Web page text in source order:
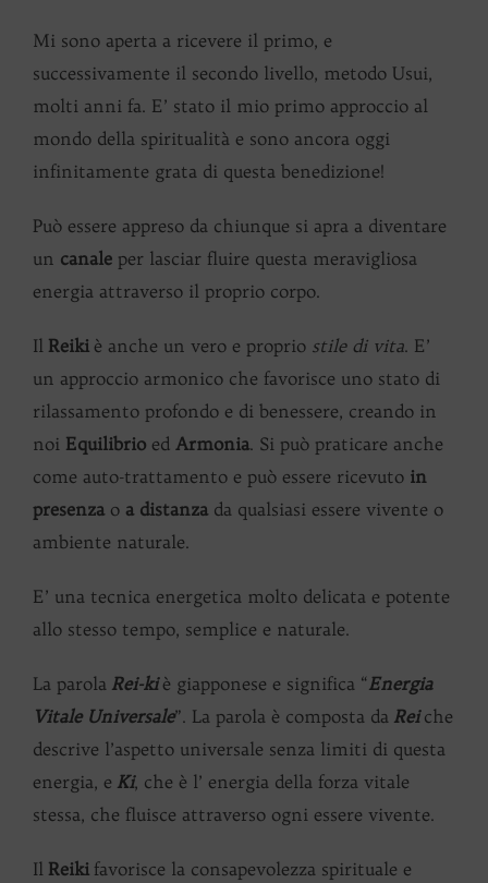
Mi sono aperta a ricevere il primo, e
successivamente il secondo livello, metodo Usui,
molti anni fa. E’ stato il mio primo approccio al
mondo della spiritualità e sono ancora oggi
infinitamente grata di questa benedizione!
Può essere appreso da chiunque si apra a diventare
un canale per lasciar fluire questa meravigliosa
energia attraverso il proprio corpo.
Il Reiki è anche un vero e proprio stile di vita. E’
un approccio armonico che favorisce uno stato di
rilassamento profondo e di benessere, creando in
noi Equilibrio ed Armonia. Si può praticare anche
come auto-trattamento e può essere ricevuto in
presenza o a distanza da qualsiasi essere vivente o
ambiente naturale.
E’ una tecnica energetica molto delicata e potente
allo stesso tempo, semplice e naturale.
La parola Rei-kiè giapponese e significa “Energia
Vitale Universale”. La parola è composta da Reiche
descrive l’aspetto universale senza limiti di questa
energia, e Ki, che è l’ energia della forza vitale
stessa, che fluisce attraverso ogni essere vivente.
Il Reiki favorisce la consapevolezza spirituale e